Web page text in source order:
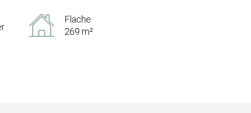
Fläche
269 m²